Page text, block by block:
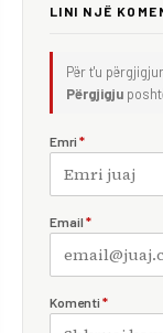
LINI NJË
Për t'u
Përgjigju
Emri *
Email *
Komenti *